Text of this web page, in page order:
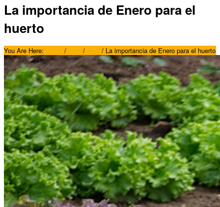
La importancia de Enero para el
huerto
You Are Here: / / / La importancia de Enero para el huerto